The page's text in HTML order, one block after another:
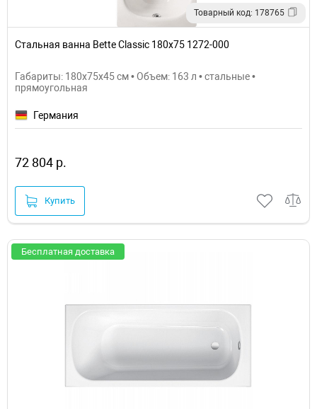
Товарный код: 178765
Стальная ванна Bette Classic 180х75 1272-000
Габариты: 180x75x45 см • Объем: 163 л • стальные •
прямоугольная
Германия
72 804 р.
Купить
Бесплатная доставка